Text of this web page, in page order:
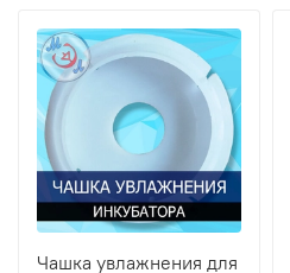
Чашка увлажнения для